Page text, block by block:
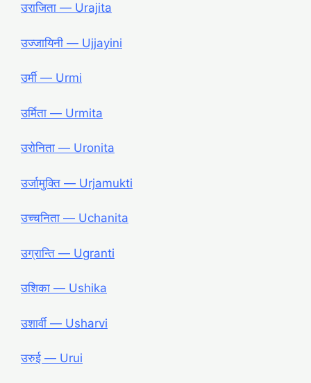
उराजिता ― Urajita
उज्जायिनी ― Ujjayini
उर्मी ― Urmi
उर्मिता ― Urmita
उरोनिता ― Uronita
उर्जामुक्ति ― Urjamukti
उच्चनिता ― Uchanita
उग्रान्ति ― Ugranti
उशिका ― Ushika
उशार्वी ― Usharvi
उरुई ― Urui